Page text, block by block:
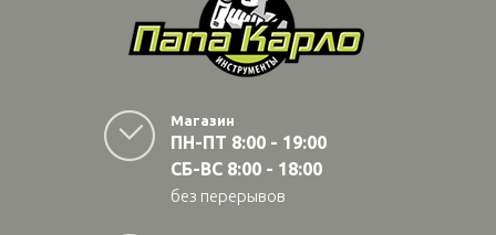
Магазин
ПН-ПТ 8:00 - 19:00
СБ-ВС 8:00 - 18:00
без перерывов